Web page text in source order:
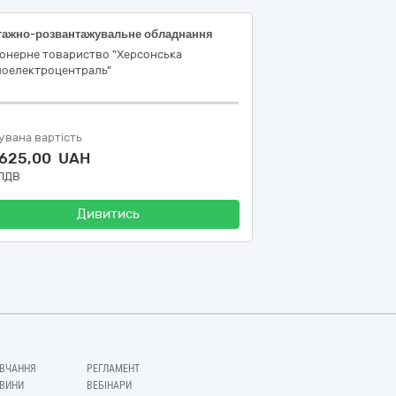
розвантажувальне обладнання
товариство "Херсонська
вартість
UAH
Дивитись
РЕГЛАМЕНТ
ВЕБІНАРИ